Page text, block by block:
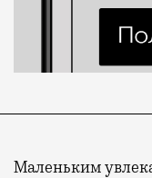
Маленьким